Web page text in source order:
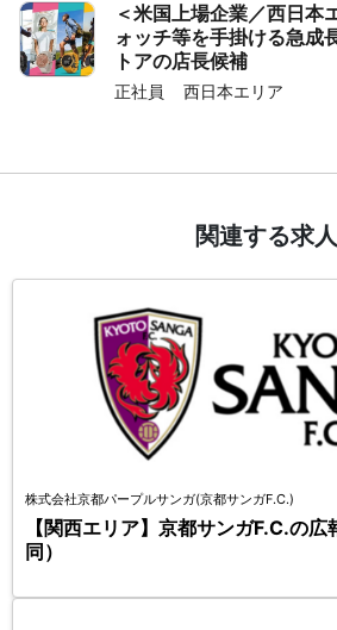
＜米国上場企業／西日本
ォッチ等を手掛ける急成
トアの店長候補
正社員 西日本エリア
関連する求人
株式会社京都パープルサンガ(京都サンガF.C.)
【関西エリア】京都サンガF.C.の
同）